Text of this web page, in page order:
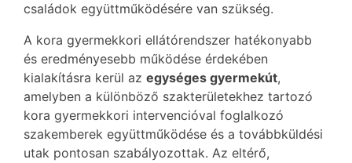
családok együttműködésére van szükség.
A kora gyermekkori ellátórendszer hatékonyabb
és eredményesebb működése érdekében
kialakításra kerül az egységes gyermekút,
amelyben a különböző szakterületekhez tartozó
kora gyermekkori intervencióval foglalkozó
szakemberek együttműködése és a továbbküldési
utak pontosan szabályozottak. Az eltérő,